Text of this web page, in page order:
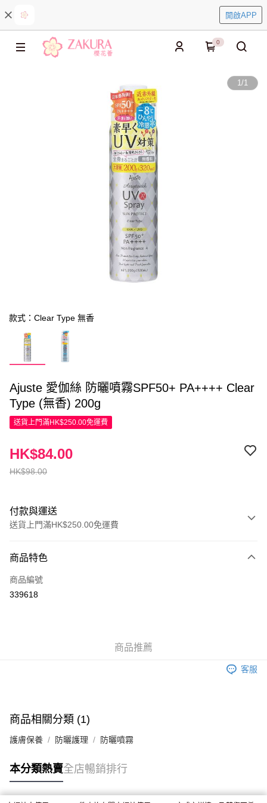
開啟APP
0
1/1
款式：Clear Type 無香
Ajuste 愛伽絲 防曬噴霧SPF50+ PA++++ Clear
Type (無香) 200g
送貨上門滿HK$250.00免運費
HK$98.00
HK$84.00
付款與運送
送貨上門滿HK$250.00免運費
信用卡
Apple Pay
付款後門市自取，訂單確認後2-4個工作天到店，7天內取。逾期後
商品特色
商品編號
339618
商品推薦
客服
商品相關分類 (1)
護膚保養 防曬護理 防曬噴霧
本分類熱賣全店暢銷排行